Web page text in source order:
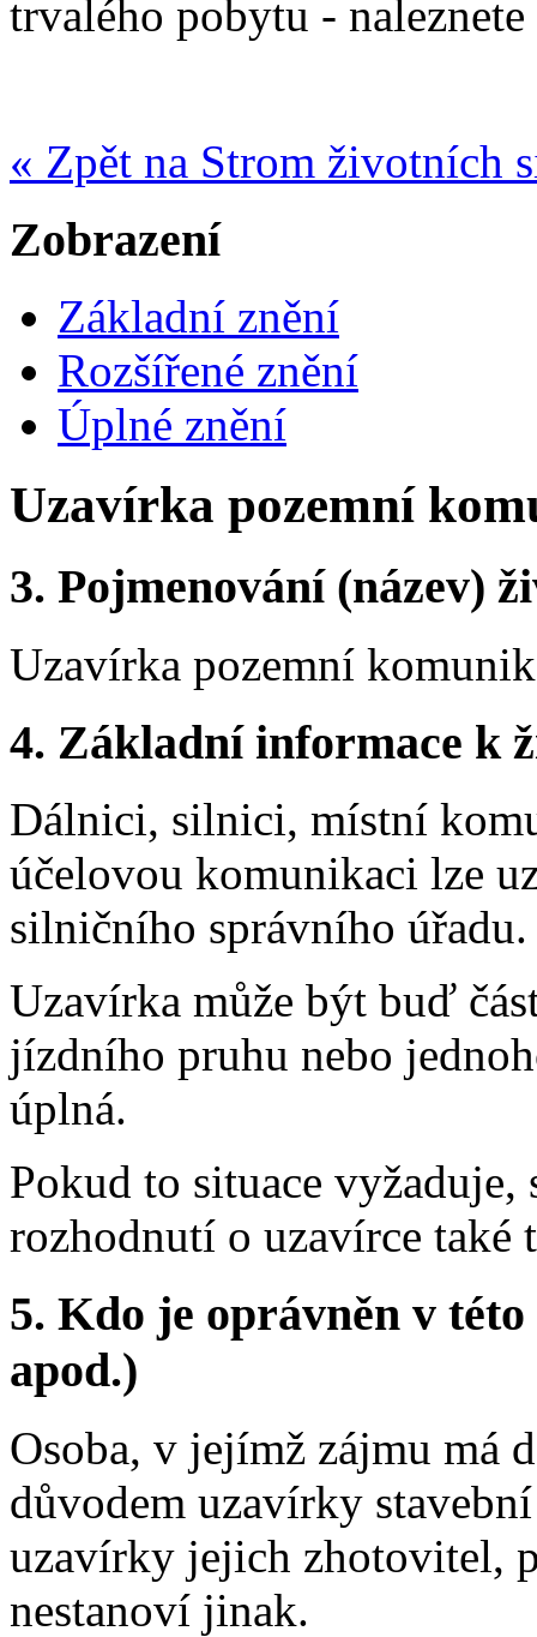
trvalého pobytu - naleznete
« Zpět na Strom životních
Zobrazení
Základní znění
Rozšířené znění
Úplné znění
Uzavírka pozemní
3. Pojmenování (název)
Uzavírka pozemní
4. Základní informace k
Dálnici, silnici, místní
účelovou komunikaci lze
silničního správního úřadu.
Uzavírka může být buď
jízdního pruhu nebo
úplná.
Pokud to situace
rozhodnutí o uzavírce také
5. Kdo je oprávněn v
apod.)
Osoba, v jejímž zájmu má
důvodem uzavírky
uzavírky jejich zhotovitel,
nestanoví jinak.